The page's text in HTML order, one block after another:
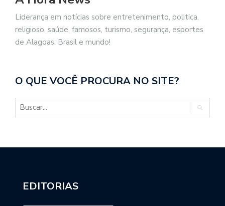
Liderança em notícias sobre entretenimento, politica,
religioso, saúde, famosos, turismo, segurança, esportes
de Alagoas, Brasil e mundo!
O QUE VOCÊ PROCURA NO SITE?
EDITORIAS